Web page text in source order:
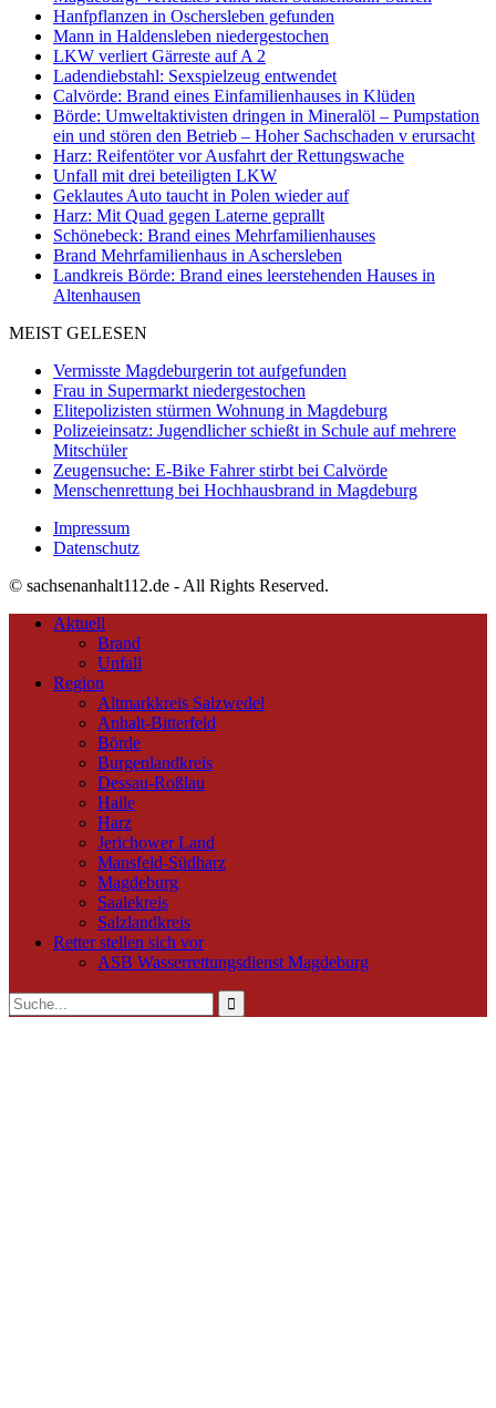
Hanfpflanzen in Oschersleben gefunden
Mann in Haldensleben niedergestochen
LKW verliert Gärreste auf A 2
Ladendiebstahl: Sexspielzeug entwendet
Calvörde: Brand eines Einfamilienhauses in Klüden
Börde: Umweltaktivisten dringen in Mineralöl – Pumpstation
ein und stören den Betrieb – Hoher Sachschaden v erursacht
Harz: Reifentöter vor Ausfahrt der Rettungswache
Unfall mit drei beteiligten LKW
Geklautes Auto taucht in Polen wieder auf
Harz: Mit Quad gegen Laterne geprallt
Schönebeck: Brand eines Mehrfamilienhauses
Brand Mehrfamilienhaus in Aschersleben
Landkreis Börde: Brand eines leerstehenden Hauses in
Altenhausen
MEIST GELESEN
Vermisste Magdeburgerin tot aufgefunden
Frau in Supermarkt niedergestochen
Elitepolizisten stürmen Wohnung in Magdeburg
Polizeieinsatz: Jugendlicher schießt in Schule auf mehrere
Mitschüler
Zeugensuche: E-Bike Fahrer stirbt bei Calvörde
Menschenrettung bei Hochhausbrand in Magdeburg
Impressum
Datenschutz
© sachsenanhalt112.de - All Rights Reserved.
Aktuell
Brand
Unfall
Region
Altmarkkreis Salzwedel
Anhalt-Bitterfeld
Börde
Burgenlandkreis
Dessau-Roßlau
Halle
Harz
Jerichower Land
Mansfeld-Südharz
Magdeburg
Saalekreis
Salzlandkreis
Retter stellen sich vor
ASB Wasserrettungsdienst Magdeburg